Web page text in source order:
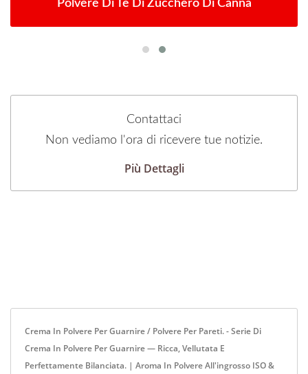
Polvere Di Tè Di Zucchero Di Canna
Contattaci
Non vediamo l'ora di ricevere tue notizie.
Più Dettagli
Crema In Polvere Per Guarnire / Polvere Per Pareti. - Serie Di
Crema In Polvere Per Guarnire — Ricca, Vellutata E
Perfettamente Bilanciata. | Aroma In Polvere All'ingrosso ISO &